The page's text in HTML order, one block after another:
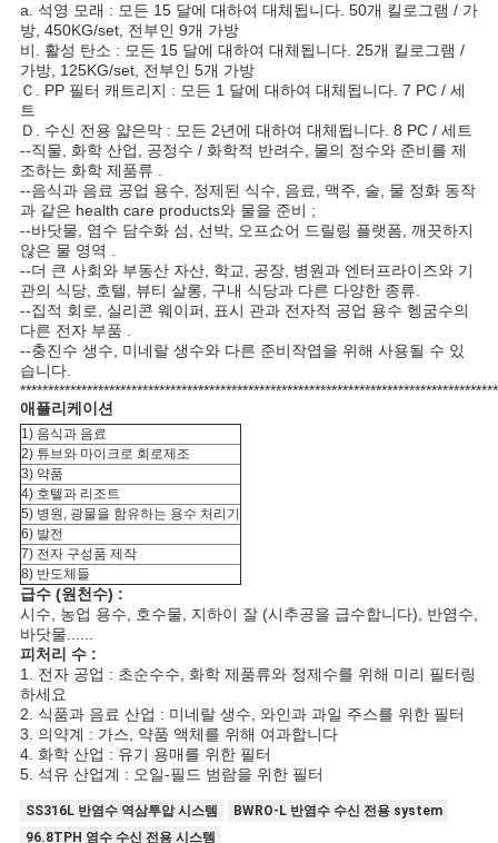
a. 석영 모래 : 모든 15 달에 대하여 대체됩니다. 50개 킬로그램 / 가
방, 450KG/set, 전부인 9개 가방
비. 활성 탄소 : 모든 15 달에 대하여 대체됩니다. 25개 킬로그램 /
가방, 125KG/set, 전부인 5개 가방
Ｃ. PP 필터 캐트리지 : 모든 1 달에 대하여 대체됩니다. 7 PC / 세
트
Ｄ. 수신 전용 얇은막 : 모든 2년에 대하여 대체됩니다. 8 PC / 세트
--직물, 화학 산업, 공정수 / 화학적 반려수, 물의 정수와 준비를 제
조하는 화학 제품류 .
--음식과 음료 공업 용수, 정제된 식수, 음료, 맥주, 술, 물 정화 동작
과 같은 health care products와 물을 준비 ;
--바닷물, 염수 담수화 섬, 선박, 오프쇼어 드릴링 플랫폼, 깨끗하지
않은 물 영역 .
--더 큰 사회와 부동산 자산, 학교, 공장, 병원과 엔터프라이즈와 기
관의 식당, 호텔, 뷰티 살롱, 구내 식당과 다른 다양한 종류.
--집적 회로, 실리콘 웨이퍼, 표시 관과 전자적 공업 용수 헹굼수의
다른 전자 부품 .
--충진수 생수, 미네랄 생수와 다른 준비작엽을 위해 사용될 수 있
습니다.
애플리케이션
1) 음식과 음료
2) 튜브와 마이크로 회로제조
3) 약품
4) 호텔과 리조트
5) 병원, 광물을 함유하는 용수 처리기
6) 발전
7) 전자 구성품 제작
8) 반도체들
급수 (원천수) :
시수, 농업 용수, 호수물, 지하이 잘 (시추공을 급수합니다), 반염수,
바닷물......
피처리 수 :
1. 전자 공업 : 초순수수, 화학 제품류와 정제수를 위해 미리 필터링
하세요
2. 식품과 음료 산업 : 미네랄 생수, 와인과 과일 주스를 위한 필터
3. 의약계 : 가스, 약품 액체를 위해 여과합니다
4. 화학 산업 : 유기 용매를 위한 필터
5. 석유 산업계 : 오일-필드 범람을 위한 필터
SS316L 반염수 역삼투압 시스템
BWRO-L 반염수 수신 전용 system
96.8TPH 염수 수신 전용 시스템